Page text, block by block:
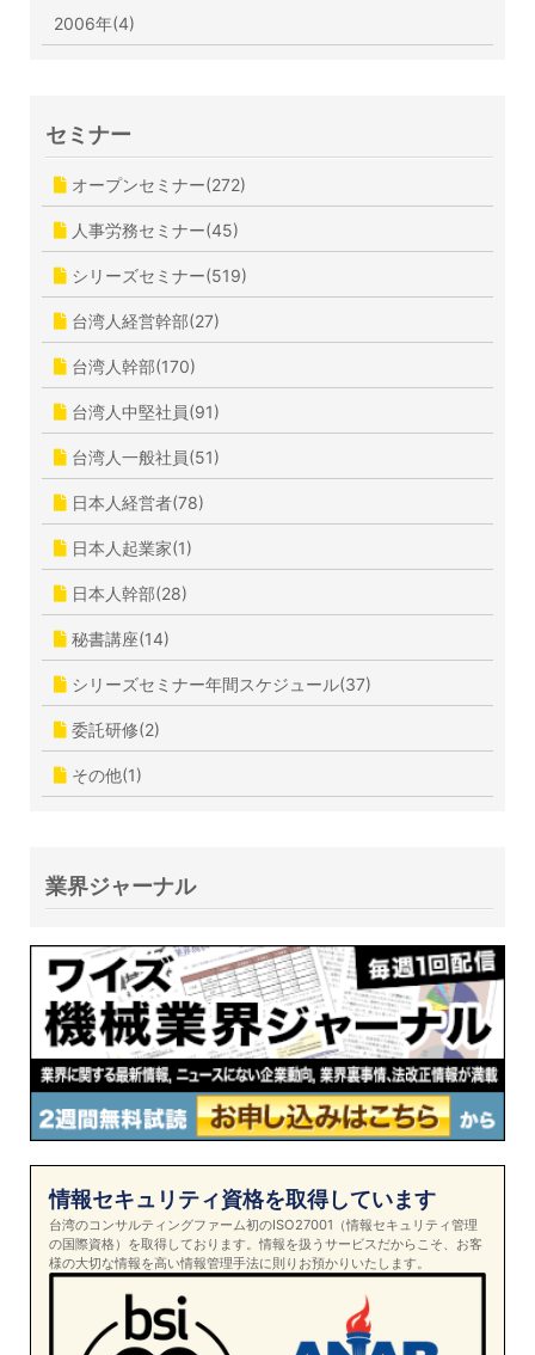
2006年(4)
セミナー
オープンセミナー(272)
人事労務セミナー(45)
シリーズセミナー(519)
台湾人経営幹部(27)
台湾人幹部(170)
台湾人中堅社員(91)
台湾人一般社員(51)
日本人経営者(78)
日本人起業家(1)
日本人幹部(28)
秘書講座(14)
シリーズセミナー年間スケジュール(37)
委託研修(2)
その他(1)
業界ジャーナル
情報セキュリティ資格を取得しています
台湾のコンサルティングファーム初のISO27001（情報セキュリティ管理
の国際資格）を取得しております。情報を扱うサービスだからこそ、お客
様の大切な情報を高い情報管理手法に則りお預かりいたします。